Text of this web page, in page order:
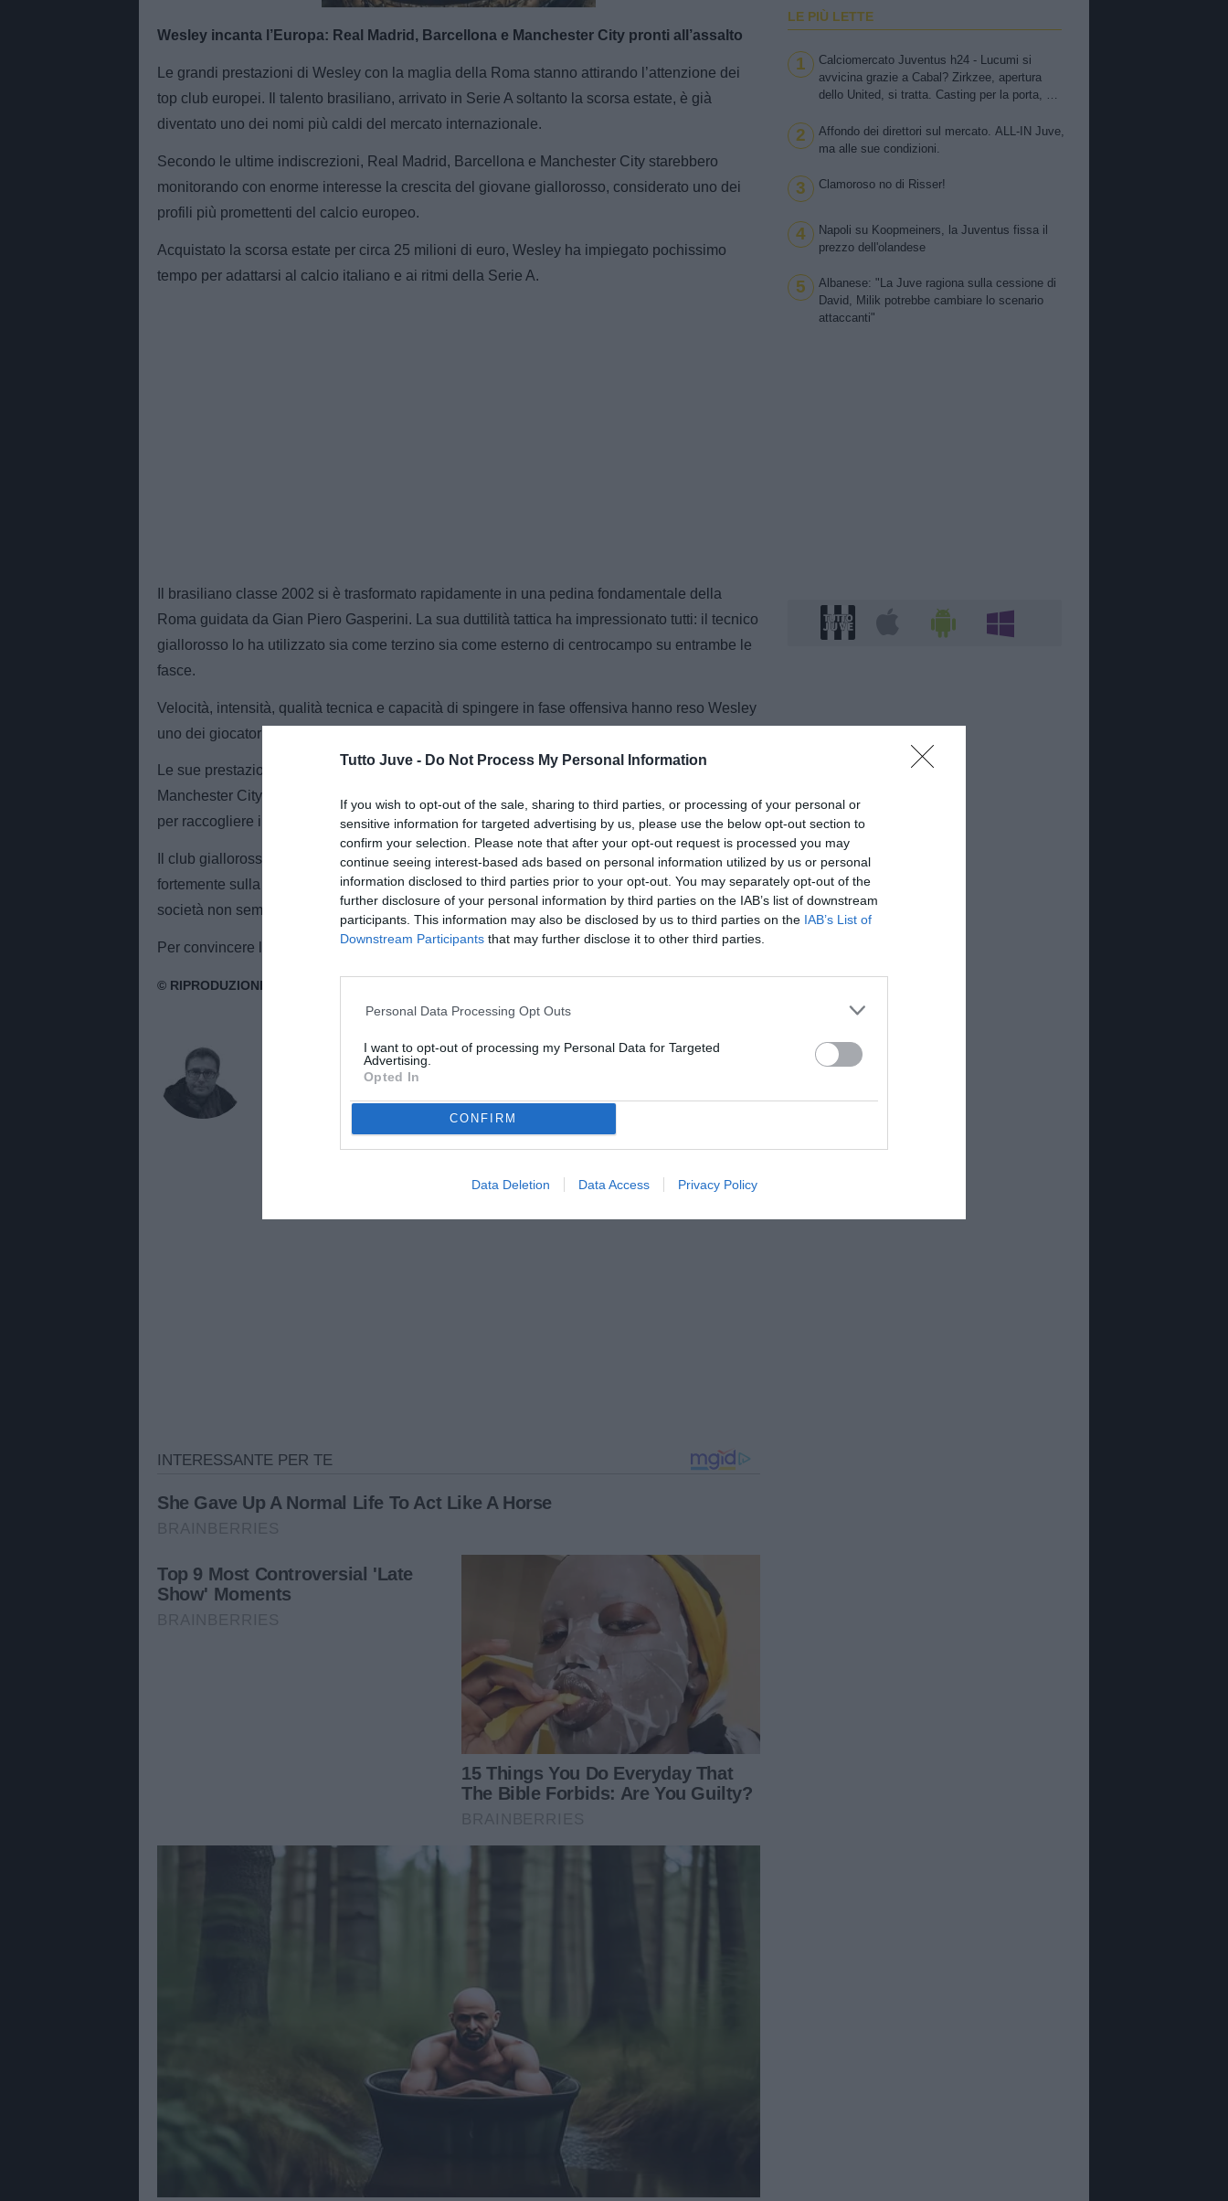
Tutto Juve - Do Not Process My Personal Information
If you wish to opt-out of the sale, sharing to third parties, or processing of your personal or
sensitive information for targeted advertising by us, please use the below opt-out section to
confirm your selection. Please note that after your opt-out request is processed you may
continue seeing interest-based ads based on personal information utilized by us or personal
information disclosed to third parties prior to your opt-out. You may separately opt-out of the
further disclosure of your personal information by third parties on the IAB’s list of downstream
participants. This information may also be disclosed by us to third parties on the IAB’s List of
Downstream Participants that may further disclose it to other third parties.
Personal Data Processing Opt Outs
I want to opt-out of processing my Personal Data for Targeted
Advertising.
Opted In
CONFIRM
Data Deletion Data Access Privacy Policy
100.00%
Wesley incanta l’Europa: Real Madrid, Barcellona e Manchester City pronti all’assalto
Le grandi prestazioni di Wesley con la maglia della Roma stanno attirando l’attenzione dei
top club europei. Il talento brasiliano, arrivato in Serie A soltanto la scorsa estate, è già
diventato uno dei nomi più caldi del mercato internazionale.
Secondo le ultime indiscrezioni, Real Madrid, Barcellona e Manchester City starebbero
monitorando con enorme interesse la crescita del giovane giallorosso, considerato uno dei
profili più promettenti del calcio europeo.
Acquistato la scorsa estate per circa 25 milioni di euro, Wesley ha impiegato pochissimo
tempo per adattarsi al calcio italiano e ai ritmi della Serie A.
Il brasiliano classe 2002 si è trasformato rapidamente in una pedina fondamentale della
Roma guidata da Gian Piero Gasperini. La sua duttilità tattica ha impressionato tutti: il tecnico
giallorosso lo ha utilizzato sia come terzino sia come esterno di centrocampo su entrambe le
fasce.
Velocità, intensità, qualità tecnica e capacità di spingere in fase offensiva hanno reso Wesley
uno dei giocatori più continui della stagione romanista.
Le sue prestazioni non sono passate inosservate agli osservatori dei principali club europei.
Manchester City, Real Madrid e Barcellona avrebbero già avviato i primi contatti esplorativi
per raccogliere informazioni sul giocatore.
Il club giallorosso considera Wesley uno dei pilastri del progetto tecnico futuro e punta
fortemente sulla sua crescita. Il brasiliano ha un contratto lungo fino al giugno 2030 e la
società non sembra disponibile ad ascoltare offerte al ribasso.
Per convincere la Roma a trattare servirà infatti una proposta superiore ai 40 milioni di euro.
Massimo Pavan
Juventus con notizie, editoriali e approfondimenti dedicati al mondo bianconero. Opinionista
radiofonico e televisivo su Sportitalia, collabora inoltre con diverse realtà legate
all’informazione sportiva.
LE PIÙ LETTE
1
Calciomercato Juventus h24 - Lucumi si
avvicina grazie a Cabal? Zirkzee, apertura
dello United, si tratta. Casting per la porta, ma
2
Affondo dei direttori sul mercato. ALL-IN Juve,
ma alle sue condizioni.
3 Clamoroso no di Risser!
4
Napoli su Koopmeiners, la Juventus fissa il
prezzo dell'olandese
5
Albanese: "La Juve ragiona sulla cessione di
David, Milik potrebbe cambiare lo scenario
attaccanti"